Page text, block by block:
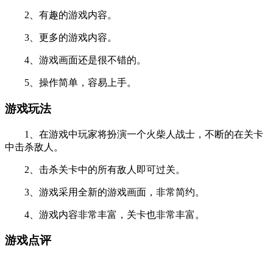
2、有趣的游戏内容。
3、更多的游戏内容。
4、游戏画面还是很不错的。
5、操作简单，容易上手。
游戏玩法
1、在游戏中玩家将扮演一个火柴人战士，不断的在关卡
中击杀敌人。
2、击杀关卡中的所有敌人即可过关。
3、游戏采用全新的游戏画面，非常简约。
4、游戏内容非常丰富，关卡也非常丰富。
游戏点评